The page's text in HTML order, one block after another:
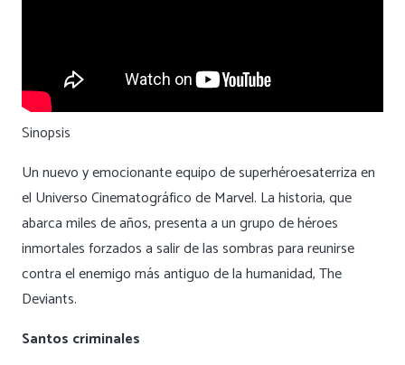
Sinopsis
Un nuevo y emocionante equipo de superhéroesaterriza en
el Universo Cinematográfico de Marvel. La historia, que
abarca miles de años, presenta a un grupo de héroes
inmortales forzados a salir de las sombras para reunirse
contra el enemigo más antiguo de la humanidad, The
Deviants.
Santos criminales